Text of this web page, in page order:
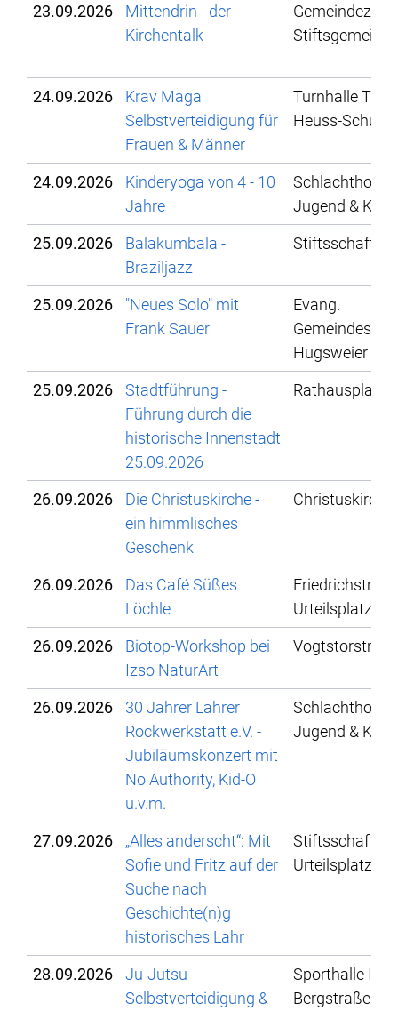
23.09.2026
Mittendrin - der
Kirchentalk
Stiftsgemeinde
24.09.2026
Krav Maga
Selbstverteidigung für
Frauen & Männer
Turnhalle
Heuss-Schule
24.09.2026
Kinderyoga von 4 - 10
Jahre
Schlachthof -
Jugend &
25.09.2026
Balakumbala -
Braziljazz
25.09.2026
"Neues Solo" mit
Frank Sauer
Evang.
Gemeindesaal
Hugsweier
25.09.2026
Stadtführung -
Führung durch die
historische Innenstadt
25.09.2026
Rathausplatz
26.09.2026
Die Christuskirche -
ein himmlisches
Geschenk
Christuskirche
26.09.2026
Das Café Süßes
Löchle
Urteilsplatz
26.09.2026
Biotop-Workshop bei
Izso NaturArt
Vogtstorstr. 3
26.09.2026
30 Jahrer Lahrer
Rockwerkstatt e.V. -
Jubiläumskonzert mit
No Authority, Kid-O
u.v.m.
Schlachthof -
Jugend &
27.09.2026
„Alles anderscht“: Mit
Sofie und Fritz auf der
Suche nach
Geschichte(n)g
historisches Lahr
Urteilsplatz
28.09.2026
Ju-Jutsu
Selbstverteidigung &
Sporthalle IBG,
Bergstraße 78